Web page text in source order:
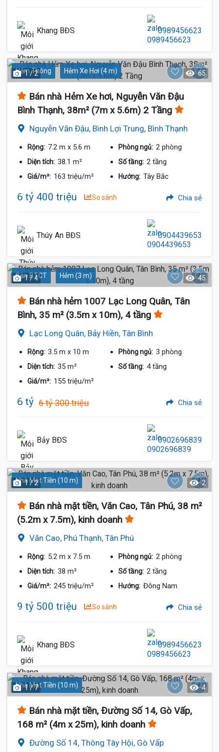
Khang BĐS 0989456623
Hẻm Thông Hẻm Xe Hơi (4 m)
1 / 2 65
Bán nhà Hẻm Xe hơi, Nguyễn Văn Đậu
Bình Thạnh, 38m² (7m x 5.6m) 2 Tầng
Nguyễn Văn Đậu, Bình Lợi Trung, Bình Thạnh
Rộng: 7.2 m x 5.6 m Phòng ngủ: 2 phòng
Diện tích: 38.1 m² Số tầng: 2 tầng
Giá/m²: 163 triệu/m² Hướng: Tây Bắc
6 tỷ 400 triệu So sánh Chia sẻ
Thúy An BĐS 0904439653
Sàn BTCT Hẻm (3 m)
1 / 4 45
Bán nhà hẻm 1007 Lạc Long Quân, Tân
Bình, 35 m² (3.5m x 10m), 4 tầng
Lạc Long Quân, Bảy Hiền, Tân Bình
Rộng: 3.5 m x 10 m Phòng ngủ: 3 phòng
Diện tích: 35 m² Số tầng: 4 tầng
Giá/m²: 155 triệu/m²
6 tỷ 6 tỷ 300 triệu Chia sẻ
Bảy BĐS 0902696839
Nhà Mặt Tiền (10 m)
1 / 2 2
Bán nhà mặt tiền, Văn Cao, Tân Phú, 38 m²
(5.2m x 7.5m), kinh doanh
Văn Cao, Phú Thạnh, Tân Phú
Rộng: 5.2 m x 7.5 m Phòng ngủ: 2 phòng
Diện tích: 38 m² Số tầng: 2 tầng
Giá/m²: 245 triệu/m² Hướng: Đông Nam
9 tỷ 500 triệu So sánh Chia sẻ
Khang BĐS 0989456623
Nhà Mặt Tiền (10 m)
1 / 7 4
Bán nhà mặt tiền, Đường Số 14, Gò Vấp,
168 m² (4m x 25m), kinh doanh
Đường Số 14, Thông Tây Hội, Gò Vấp